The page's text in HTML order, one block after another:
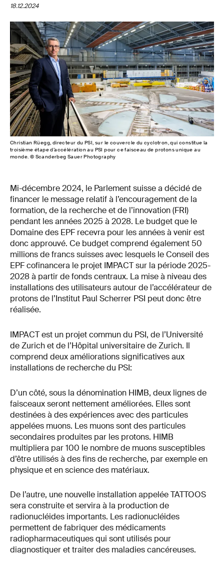
18.12.2024
Christian Rüegg, directeur du PSI, sur le couvercle du cyclotron, qui constitue la
troisième étape d’accélération au PSI pour ce faisceau de protons unique au
monde. © Scanderbeg Sauer Photography
Mi-décembre 2024, le Parlement suisse a décidé de
financer le message relatif à l’encouragement de la
formation, de la recherche et de l’innovation (FRI)
pendant les années 2025 à 2028. Le budget que le
Domaine des EPF recevra pour les années à venir est
donc approuvé. Ce budget comprend également 50
millions de francs suisses avec lesquels le Conseil des
EPF cofinancera le projet IMPACT sur la période 2025-
2028 à partir de fonds centraux. La mise à niveau des
installations des utilisateurs autour de l’accélérateur de
protons de l’Institut Paul Scherrer PSI peut donc être
réalisée.
IMPACT est un projet commun du PSI, de l’Université
de Zurich et de l’Hôpital universitaire de Zurich. Il
comprend deux améliorations significatives aux
installations de recherche du PSI:
D’un côté, sous la dénomination HIMB, deux lignes de
faisceaux seront nettement améliorées. Elles sont
destinées à des expériences avec des particules
appelées muons. Les muons sont des particules
secondaires produites par les protons. HIMB
multipliera par 100 le nombre de muons susceptibles
d’être utilisés à des fins de recherche, par exemple en
physique et en science des matériaux.
De l’autre, une nouvelle installation appelée TATTOOS
sera construite et servira à la production de
radionucléides importants. Les radionucléides
permettent de fabriquer des médicaments
radiopharmaceutiques qui sont utilisés pour
diagnostiquer et traiter des maladies cancéreuses.